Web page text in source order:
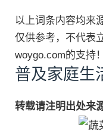
以上词条内容均来
仅供参考，不代表
woygo.com的支持！
普及家庭生
转载请注明出处来